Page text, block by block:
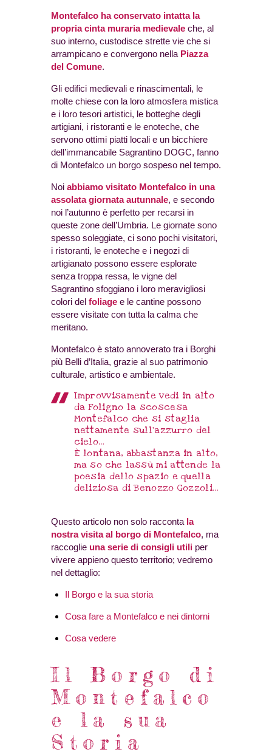
Montefalco ha conservato intatta la
propria cinta muraria medievale che, al
suo interno, custodisce strette vie che si
arrampicano e convergono nella Piazza
del Comune.
Gli edifici medievali e rinascimentali, le
molte chiese con la loro atmosfera mistica
e i loro tesori artistici, le botteghe degli
artigiani, i ristoranti e le enoteche, che
servono ottimi piatti locali e un bicchiere
dell’immancabile Sagrantino DOGC, fanno
di Montefalco un borgo sospeso nel tempo.
Noi abbiamo visitato Montefalco in una
assolata giornata autunnale, e secondo
noi l’autunno è perfetto per recarsi in
queste zone dell’Umbria. Le giornate sono
spesso soleggiate, ci sono pochi visitatori,
i ristoranti, le enoteche e i negozi di
artigianato possono essere esplorate
senza troppa ressa, le vigne del
Sagrantino sfoggiano i loro meravigliosi
colori del foliage e le cantine possono
essere visitate con tutta la calma che
meritano.
Montefalco è stato annoverato tra i Borghi
più Belli d’Italia, grazie al suo patrimonio
culturale, artistico e ambientale.
Improvvisamente vedi in alto
da Foligno la scoscesa
Montefalco che si staglia
nettamente sull’azzurro del
cielo…
È lontana, abbastanza in alto,
ma so che lassù mi attende la
poesia dello spazio e quella
deliziosa di Benozzo Gozzoli…
Questo articolo non solo racconta la
nostra visita al borgo di Montefalco, ma
raccoglie una serie di consigli utili per
vivere appieno questo territorio; vedremo
nel dettaglio:
Il Borgo e la sua storia
Cosa fare a Montefalco e nei dintorni
Cosa vedere
Il Borgo di
Montefalco
e la sua
Storia